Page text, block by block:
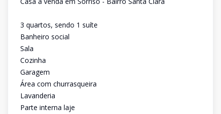
3 quartos, sendo 1 suíte
Banheiro social
Sala
Cozinha
Garagem
Área com churrasqueira
Lavanderia
Parte interna laje